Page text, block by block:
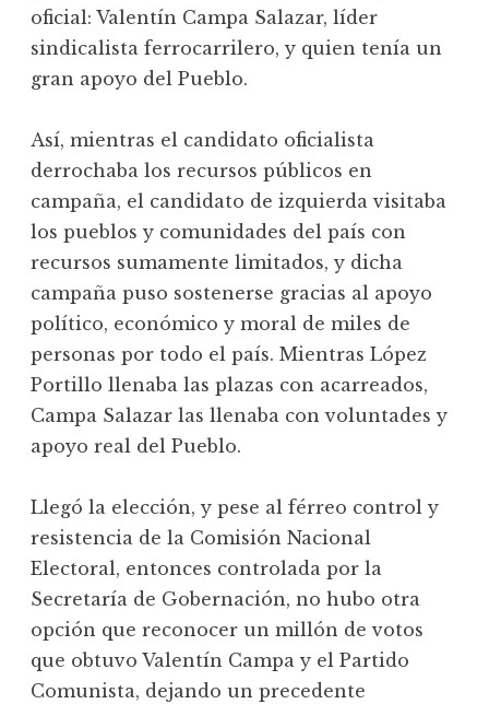
oficial: Valentín Campa Salazar, líder
sindicalista ferrocarrilero, y quien tenía un
gran apoyo del Pueblo.
Así, mientras el candidato oficialista
derrochaba los recursos públicos en
campaña, el candidato de izquierda visitaba
los pueblos y comunidades del país con
recursos sumamente limitados, y dicha
campaña puso sostenerse gracias al apoyo
político, económico y moral de miles de
personas por todo el país. Mientras López
Portillo llenaba las plazas con acarreados,
Campa Salazar las llenaba con voluntades y
apoyo real del Pueblo.
Llegó la elección, y pese al férreo control y
resistencia de la Comisión Nacional
Electoral, entonces controlada por la
Secretaría de Gobernación, no hubo otra
opción que reconocer un millón de votos
que obtuvo Valentín Campa y el Partido
Comunista, dejando un precedente